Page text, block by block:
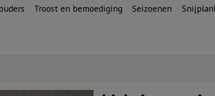
Troost en bemoediging Seizoenen